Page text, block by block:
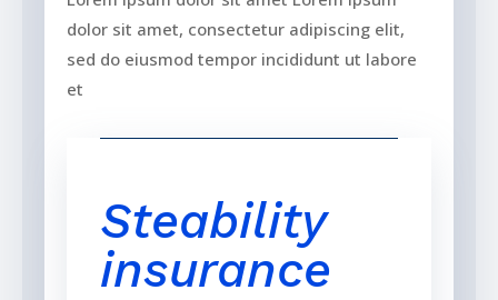
dolor sit amet, consectetur adipiscing elit,
sed do eiusmod tempor incididunt ut labore
et
Steability
insurance